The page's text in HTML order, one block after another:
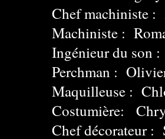
Chef machiniste :
Machiniste :
Ingénieur du son
Perchman :
Maquilleuse :
Costumière:
Chef décorateur :